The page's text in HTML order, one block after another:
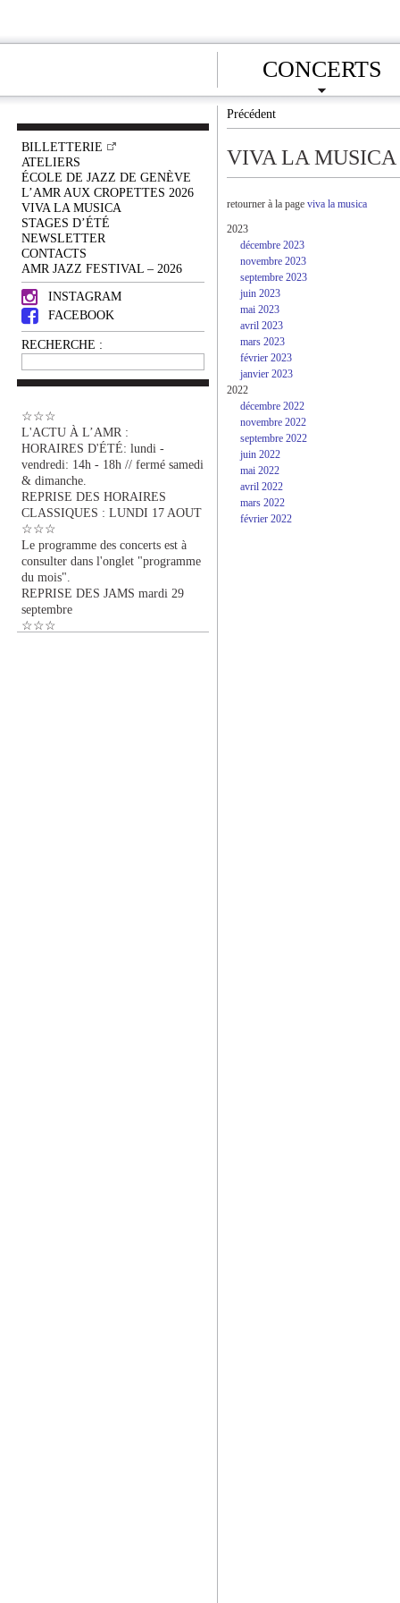
CONCERTS
BILLETTERIE
ATELIERS
ÉCOLE DE JAZZ DE GENÈVE
L’AMR AUX CROPETTES 2026
VIVA LA MUSICA
STAGES D’ÉTÉ
NEWSLETTER
CONTACTS
AMR JAZZ FESTIVAL – 2026
INSTAGRAM
FACEBOOK
RECHERCHE :
☆☆☆
L'ACTU À L’AMR :
HORAIRES D'ÉTÉ: lundi -
vendredi: 14h - 18h // fermé samedi
& dimanche.
REPRISE DES HORAIRES
CLASSIQUES : LUNDI 17 AOUT
☆☆☆
Le programme des concerts est à
consulter dans l'onglet "programme
du mois".
REPRISE DES JAMS mardi 29
septembre
☆☆☆
Précédent
VIVA LA MUSICA
retourner à la page viva la musica
2023
décembre 2023
novembre 2023
septembre 2023
juin 2023
mai 2023
avril 2023
mars 2023
février 2023
janvier 2023
2022
décembre 2022
novembre 2022
septembre 2022
juin 2022
mai 2022
avril 2022
mars 2022
février 2022